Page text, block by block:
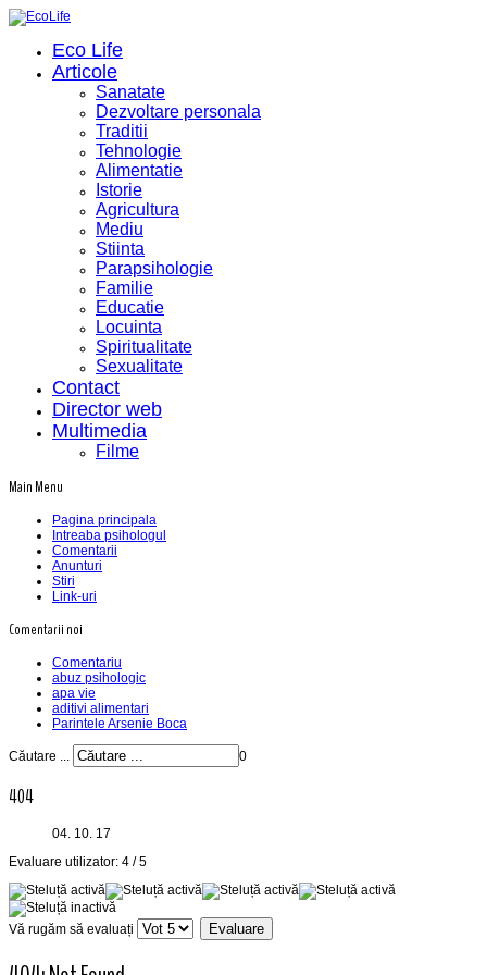
Eco Life
Articole
Sanatate
Dezvoltare personala
Traditii
Tehnologie
Alimentatie
Istorie
Agricultura
Mediu
Stiinta
Parapsihologie
Familie
Educatie
Locuinta
Spiritualitate
Sexualitate
Contact
Director web
Multimedia
Filme
Main Menu
Pagina principala
Intreaba psihologul
Comentarii
Anunturi
Stiri
Link-uri
Comentarii noi
Comentariu
abuz psihologic
apa vie
aditivi alimentari
Parintele Arsenie Boca
Căutare ... 0
404
04. 10. 17
Evaluare utilizator: 4 /5
Vă rugăm să evaluați